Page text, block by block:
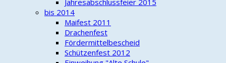
Jahresabschlussfeier 2015
bis 2014
Maifest 2011
Drachenfest
Fördermittelbescheid
Schützenfest 2012